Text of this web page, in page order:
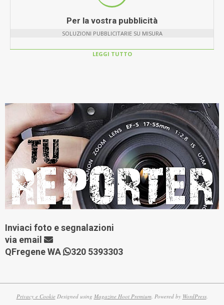
Per la vostra pubblicità
SOLUZIONI PUBBLICITARIE SU MISURA
LEGGI TUTTO
Inviaci foto e segnalazioni
via email
QFregene WA
320 5393303
Privacy e CookieDesigned using Magazine Hoot Premium. Powered by WordPress.